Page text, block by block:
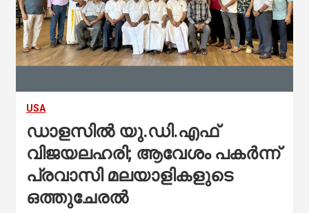
USA
ഡാളസിൽ യു.ഡി.എഫ്
വിജയലഹരി; ആവേശം പകർന്ന്
പ്രവാസി മലയാളികളുടെ
ഒത്തുചേരൽ